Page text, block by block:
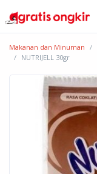
Makanan dan Minuman
NUTRIJELL 30gr